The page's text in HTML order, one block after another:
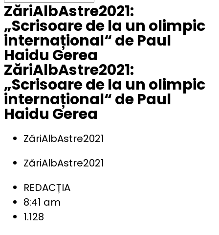
ZăriAlbAstre2021:
„Scrisoare de la un olimpic
internațional“ de Paul
Haidu Gerea
ZăriAlbAstre2021:
„Scrisoare de la un olimpic
internațional“ de Paul
Haidu Gerea
ZăriAlbAstre2021
ZăriAlbAstre2021
REDACȚIA
8:41 am
1.128